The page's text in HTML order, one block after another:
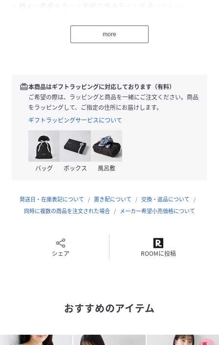
・程よい肉感のカット生地で体のラインを拾いにくい
よう、無地リボンで上品に仕上げました。カジュアルなTシ
ャツではなく、女性らしいデザインカットソーです。
【素材】
程よい肉感があり体のラインを拾いにくいカット生地とシフ
ォン素材のリボン。
【カラー】
リボンの配色
サックス（48）：オフホワイト無地
【おすすめのスタイリング】
1枚で着映える、女性らしいデザインTシャツ。
more
redeem本商品はギフトラッピングに対応しております（有料）
ご希望の際は、ラッピングと商品を一緒にご注文ください。商品
をラッピングして、ご指定の住所にお届けします。
ギフトラッピングサービスについて
バッグ ボックス 風呂敷
発送日・在庫表記について 置き配について
交換・返品について
同時に複数の商品を注文された場合
メーカー希望小売価格について
シェア ROOMに投稿
おすすめのアイテム